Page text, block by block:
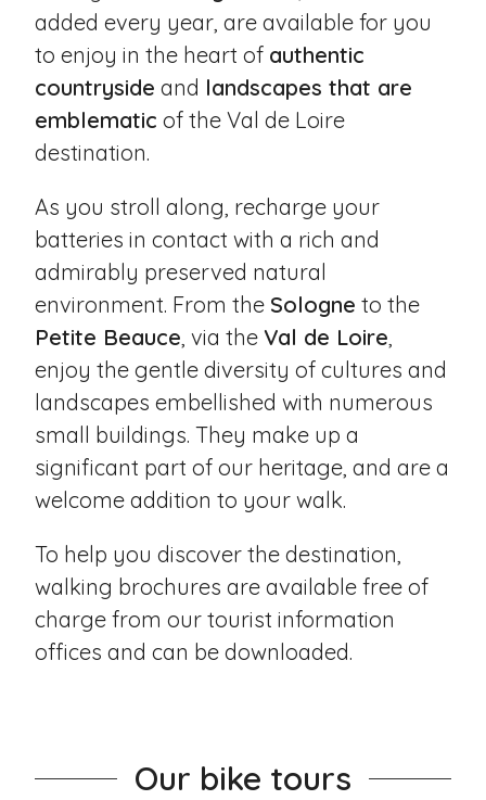
added every year, are available for you
to enjoy in the heart of authentic
countryside and landscapes that are
emblematic of the Val de Loire
destination.
As you stroll along, recharge your
batteries in contact with a rich and
admirably preserved natural
environment. From the Sologne to the
Petite Beauce, via the Val de Loire,
enjoy the gentle diversity of cultures and
landscapes embellished with numerous
small buildings. They make up a
significant part of our heritage, and are a
welcome addition to your walk.
To help you discover the destination,
walking brochures are available free of
charge from our tourist information
offices and can bedownloaded.
Our bike tours